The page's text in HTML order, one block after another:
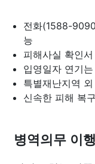
전화(1588-
능
피해사실 확인
입영일자 연기
특별재난지역
신속한 피해 복
병역의무 이